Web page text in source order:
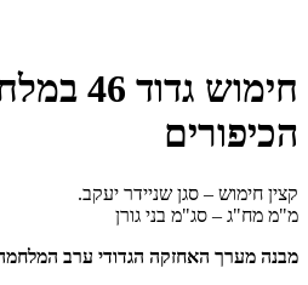
חימוש
הכיפורים
קצין חימוש – סגן שניידר יעקב.
מ"מ מח"ג – סג"מ בני גורן
מבנה מערך האחזקה הגדודי ערב